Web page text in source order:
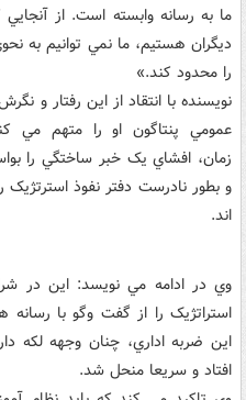
ما به رسانه وابسته است. از آنجايي
ديگران هستيم، ما نمي توانيم به
را محدود کند.»
نويسنده با انتقاد از اين رفتار و
عمومي پنتاگون او را متهم مي
زمان، افشاي يک خبر ساختگي را
و بطور نادرست دفتر نفوذ استرتژيک
اند.
وي در ادامه مي نويسد: اين در
استراتژيک را از گفت وگو با رسانه
اين ضربه اداري، چنان وجهه لکه
افتاد و سريعا منحل شد.